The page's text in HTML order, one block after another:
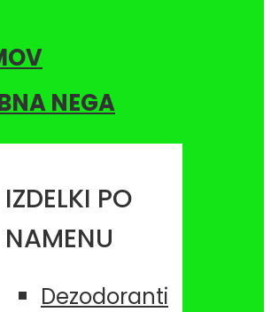
NEGA
IZDELKI PO
NAMENU
Dezodoranti